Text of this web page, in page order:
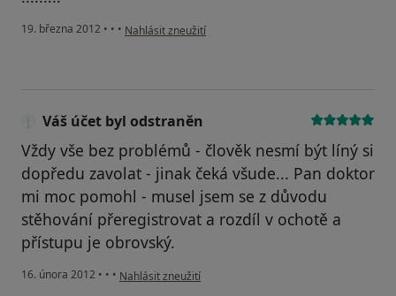
19. března 2012 • • • podle názoru uživatele Váš účet byl odstraněn
Nahlásit zneužití
Váš účet byl odstraněn
Vždy vše bez problémů - člověk nesmí být líný si
dopředu zavolat - jinak čeká všude... Pan doktor
mi moc pomohl - musel jsem se z důvodu
stěhování přeregistrovat a rozdíl v ochotě a
přístupu je obrovský.
16. února 2012 • • • podle názoru uživatele Váš účet byl odstraněn
Nahlásit zneužití